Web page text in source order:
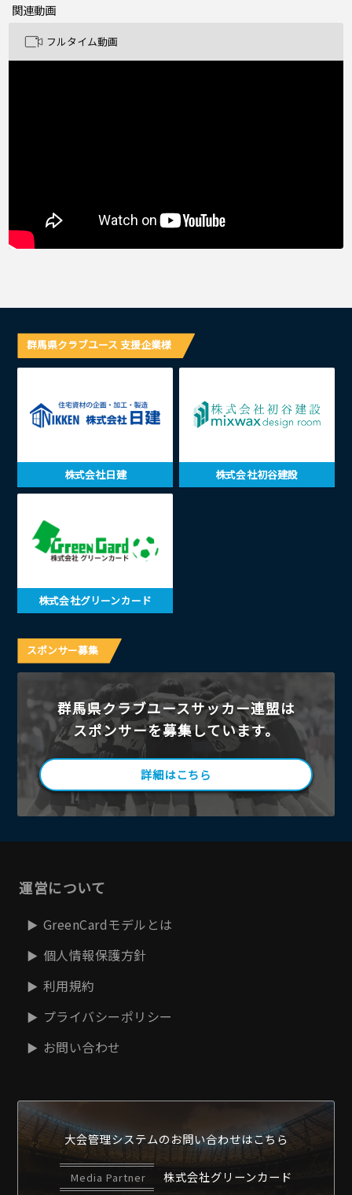
関連動画
フルタイム動画
群馬県クラブユース 支援企業様
株式会社日建 株式会社初谷建設
株式会社グリーンカード
スポンサー募集
群馬県クラブユースサッカー連盟は
スポンサーを募集しています。
詳細はこちら
運営について
GreenCardモデルとは
個人情報保護方針
利用規約
プライバシーポリシー
お問い合わせ
大会管理システムのお問い合わせはこちら
Media Partner 株式会社グリーンカード